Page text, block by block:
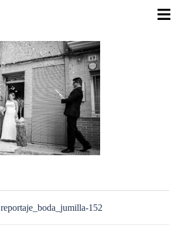
reportaje_boda_jumilla-152